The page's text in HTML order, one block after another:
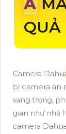
QUẢ
Camera
bị camera an
sang trọng,
gian như nhà
camera